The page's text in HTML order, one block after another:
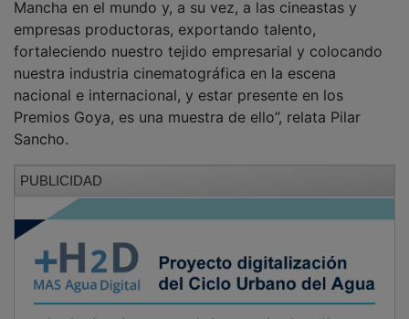
empresas productoras, exportando talento,
fortaleciendo nuestro tejido empresarial y colocando
nuestra industria cinematográfica en la escena
nacional e internacional, y estar presente en los
Premios Goya, es una muestra de ello”, relata Pilar
Sancho.